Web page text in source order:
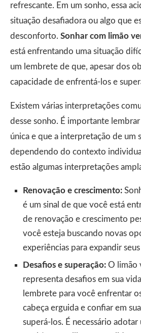
refrescante. Em um sonho, essa
situação desafiadora ou algo que
desconforto. Sonhar com limão
está enfrentando uma situação
um lembrete de que, apesar dos
capacidade de enfrentá-los e
Existem várias interpretações
desse sonho. É importante
única e que a interpretação de um
dependendo do contexto
estão algumas interpretações
Renovação e crescimento:
é um sinal de que você está
de renovação e crescimento
você esteja buscando novas
experiências para expandir
Desafios e superação: O limão
representa desafios em sua
lembrete para você enfrentar
cabeça erguida e confiar em
superá-los. É necessário adotar